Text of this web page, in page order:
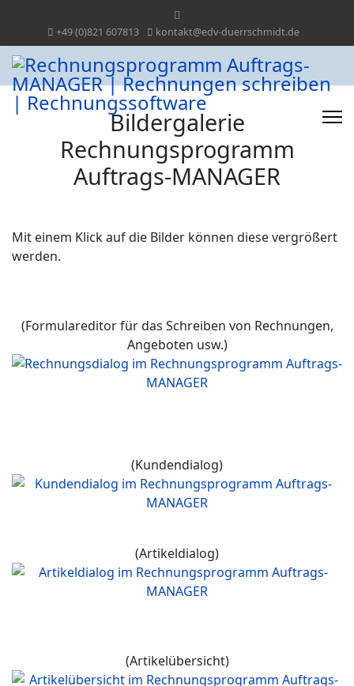
+49 (0)821 607813 kontakt@edv-duerrschmidt.de
Bildergalerie
Rechnungsprogramm
Auftrags-MANAGER
Mit einem Klick auf die Bilder können diese vergrößert
werden.
(Formulareditor für das Schreiben von Rechnungen,
Angeboten usw.)
(Kundendialog)
(Artikeldialog)
(Artikelübersicht)